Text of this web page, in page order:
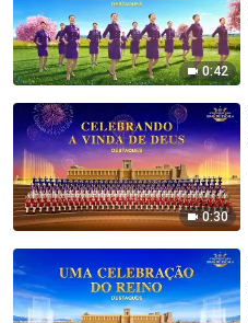
0:42
0:30